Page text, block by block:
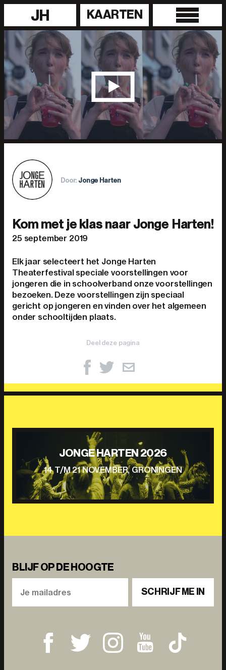
JH KAARTEN
Door: Jonge Harten
Kom met je klas naar Jonge Harten!
25 september 2019
Elk jaar selecteert het Jonge Harten
Theaterfestival speciale voorstellingen voor
jongeren die in schoolverband onze voorstellingen
bezoeken. Deze voorstellingen zijn speciaal
gericht op jongeren en vinden over het algemeen
onder schooltijden plaats.
Deel deze pagina
JONGE HARTEN 2026
14 T/M 21 NOVEMBER, GRONINGEN
BLIJF OP DE HOOGTE
SCHRIJF ME IN